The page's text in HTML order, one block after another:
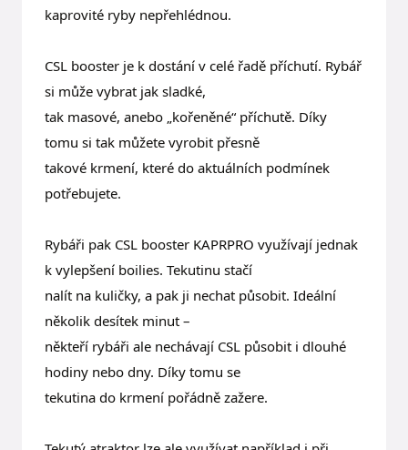
kaprovité ryby nepřehlédnou.
CSL booster je k dostání v celé řadě příchutí. Rybář
si může vybrat jak sladké,
tak masové, anebo „kořeněné“ příchutě. Díky
tomu si tak můžete vyrobit přesně
takové krmení, které do aktuálních podmínek
potřebujete.
Rybáři pak CSL booster KAPRPRO využívají jednak
k vylepšení boilies. Tekutinu stačí
nalít na kuličky, a pak ji nechat působit. Ideální
několik desítek minut –
někteří rybáři ale nechávají CSL působit i dlouhé
hodiny nebo dny. Díky tomu se
tekutina do krmení pořádně zažere.